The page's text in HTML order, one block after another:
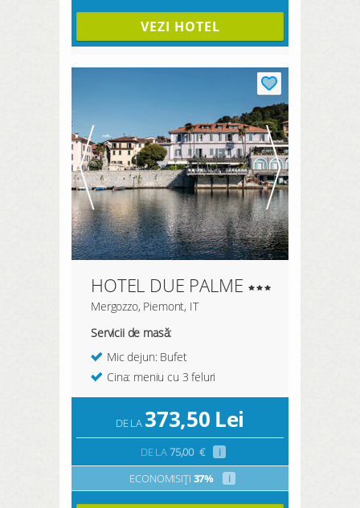
VEZI HOTEL
HOTEL DUE PALME
Mergozzo, Piemont, IT
Servicii de masă:
Mic dejun: Bufet
Cina: meniu cu 3 feluri
DE LA 373,50 Lei
DE LA75,00 €
i
ECONOMISIȚI 37% i